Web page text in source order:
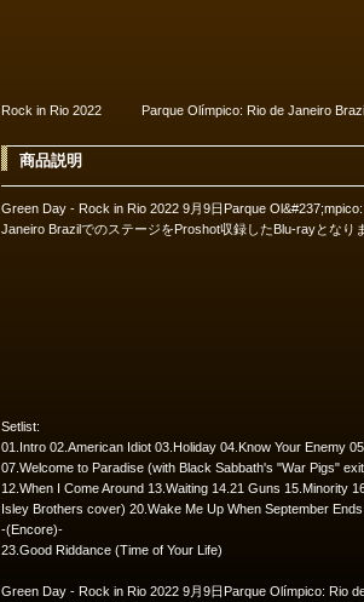
Rock in Rio 2022 Parque Olímpico: Rio de Janeiro Brazil
商品説明
Green Day - Rock in Rio 2022 9月9日Parque
Janeiro BrazilでのステージをProshot収録したBlu-rayとなり
Setlist:
01.Intro 02.American Idiot 03.Holiday 04.Know Your Enemy
07.Welcome to Paradise (with Black Sabbath's "War Pigs"
12.When I Come Around 13.Waiting 14.21 Guns 15.Minority
Isley Brothers cover) 20.Wake Me Up When September
-(Encore)-
23.Good Riddance (Time of Your Life)
Green Day - Rock in Rio 2022 9月9日Parque Olímpico: Rio